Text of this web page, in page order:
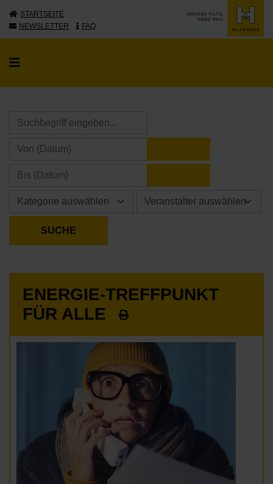
STARTSEITE
NEWSLETTER
FAQ
ENERGIE-TREFFPUNKT
FÜR ALLE